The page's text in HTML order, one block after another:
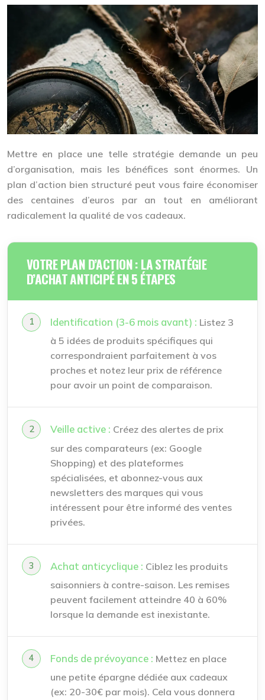
Mettre en place une telle stratégie demande un peu
d’organisation, mais les bénéfices sont énormes. Un
plan d’action bien structuré peut vous faire économiser
des centaines d’euros par an tout en améliorant
radicalement la qualité de vos cadeaux.
VOTRE PLAN D’ACTION : LA STRATÉGIE
D’ACHAT ANTICIPÉ EN 5 ÉTAPES
Identification (3-6 mois avant) : Listez 3
à 5 idées de produits spécifiques qui
correspondraient parfaitement à vos
proches et notez leur prix de référence
pour avoir un point de comparaison.
Veille active : Créez des alertes de prix
sur des comparateurs (ex: Google
Shopping) et des plateformes
spécialisées, et abonnez-vous aux
newsletters des marques qui vous
intéressent pour être informé des ventes
privées.
Achat anticyclique : Ciblez les produits
saisonniers à contre-saison. Les remises
peuvent facilement atteindre 40 à 60%
lorsque la demande est inexistante.
Fonds de prévoyance : Mettez en place
une petite épargne dédiée aux cadeaux
(ex: 20-30€ par mois). Cela vous donnera